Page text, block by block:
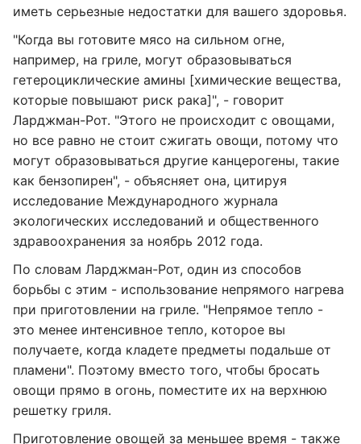
иметь серьезные недостатки для вашего здоровья.
"Когда вы готовите мясо на сильном огне,
например, на гриле, могут образовываться
гетероциклические амины [химические вещества,
которые повышают риск рака]", - говорит
Ларджман-Рот. "Этого не происходит с овощами,
но все равно не стоит сжигать овощи, потому что
могут образовываться другие канцерогены, такие
как бензопирен", - объясняет она, цитируя
исследование Международного журнала
экологических исследований и общественного
здравоохранения за ноябрь 2012 года.
По словам Ларджман-Рот, один из способов
борьбы с этим - использование непрямого нагрева
при приготовлении на гриле. "Непрямое тепло -
это менее интенсивное тепло, которое вы
получаете, когда кладете предметы подальше от
пламени". Поэтому вместо того, чтобы бросать
овощи прямо в огонь, поместите их на верхнюю
решетку гриля.
Приготовление овощей за меньшее время - также